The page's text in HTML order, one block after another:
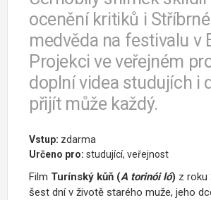
ocenění kritiků i
medvěda na festivalu v
Projekci ve veřejném
doplní videa studujích i
přijít může každý.
Vstup: zdarma
Určeno pro: studující, veřejnost
Film Turínský kůň (A torinói ló) z roku
šest dní v životě starého muže, jeho